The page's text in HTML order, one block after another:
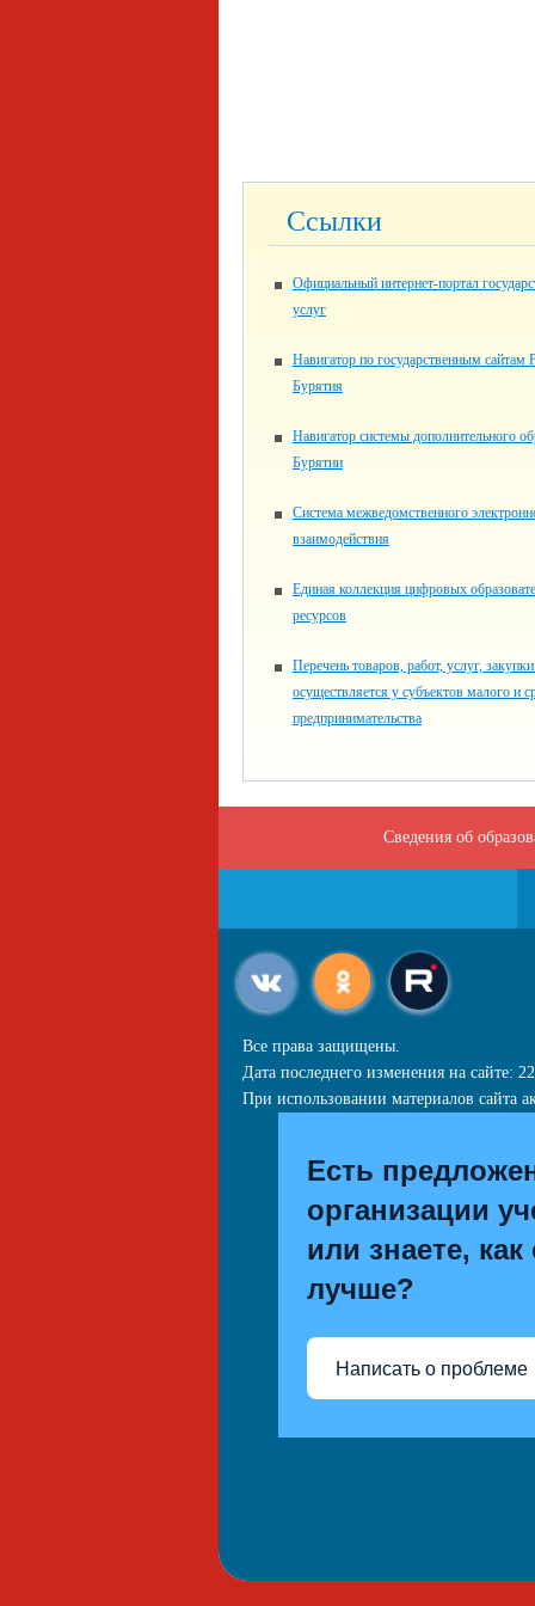
Ссылки
Официальный интернет-портал
услуг
Навигатор по государственным сайтам
Бурятия
Навигатор системы дополнительного
Бурятии
Система межведомственного
взаимодействия
Единая коллекция цифровых
ресурсов
Перечень товаров, работ, услуг,
осуществляется у субъектов малого и
предпринимательства
Сведения об
Все права защищены.
Дата последнего изменения на сайте:
При использовании материалов сайта
Есть
организации
или знаете,
лучше?
Написать о проблеме